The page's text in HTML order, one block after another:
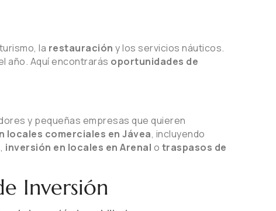
la restauración y los servicios náuticos.
año. Aquí encontrarás oportunidades de
y pequeñas empresas que quieren
locales comerciales en Jávea, incluyendo
, inversión en locales en Arenal o traspasos de
Inversión